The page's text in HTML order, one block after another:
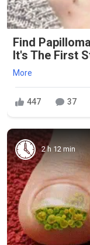
Find
It's The First
More
447 37
2 h 12 min